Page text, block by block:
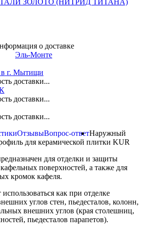
о доставке
Эль-Монте
в г. Мытищи
доставки...
доставки...
доставки...
ОтзывыВопрос-ответНаружный
для керамической плитки KUR
для отделки и защиты
поверхностей, а также для
кромок кафеля.
как при отделке
углов стен, пьедесталов, колонн,
внешних углов (края столешниц,
пьедесталов парапетов).